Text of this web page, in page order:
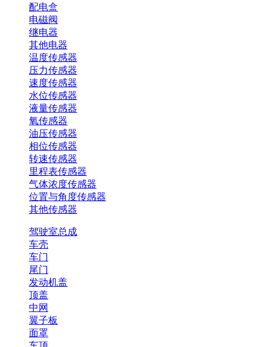
配电盒
电磁阀
继电器
其他电器
温度传感器
压力传感器
速度传感器
水位传感器
液量传感器
氧传感器
油压传感器
相位传感器
转速传感器
里程表传感器
气体浓度传感器
位置与角度传感器
其他传感器
驾驶室总成
车壳
车门
尾门
发动机盖
顶盖
中网
翼子板
面罩